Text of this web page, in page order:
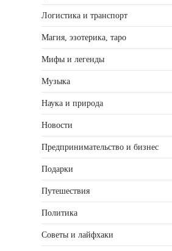
Логистика и транспорт
Магия, эзотерика, таро
Мифы и легенды
Музыка
Наука и природа
Новости
Предпринимательство и бизнес
Подарки
Путешествия
Политика
Советы и лайфхаки